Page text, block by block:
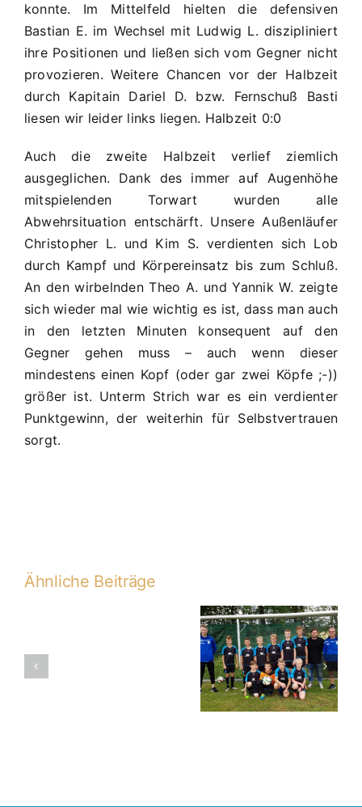
konnte. Im Mittelfeld hielten die defensiven
Bastian E. im Wechsel mit Ludwig L. diszipliniert
ihre Positionen und ließen sich vom Gegner nicht
provozieren. Weitere Chancen vor der Halbzeit
durch Kapitain Dariel D. bzw. Fernschuß Basti
liesen wir leider links liegen. Halbzeit 0:0
Auch die zweite Halbzeit verlief ziemlich
ausgeglichen. Dank des immer auf Augenhöhe
mitspielenden Torwart wurden alle
Abwehrsituation entschärft. Unsere Außenläufer
Christopher L. und Kim S. verdienten sich Lob
durch Kampf und Körpereinsatz bis zum Schluß.
An den wirbelnden Theo A. und Yannik W. zeigte
sich wieder mal wie wichtig es ist, dass man auch
in den letzten Minuten konsequent auf den
Gegner gehen muss – auch wenn dieser
mindestens einen Kopf (oder gar zwei Köpfe ;-))
größer ist. Unterm Strich war es ein verdienter
Punktgewinn, der weiterhin für Selbstvertrauen
sorgt.
Ähnliche Beiträge
21. PS: SG
Willenhofen –
D2 2:2 (0:1)